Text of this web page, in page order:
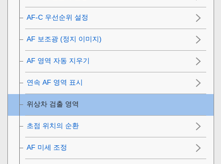
AF-C 우선순위 설정
AF 보조광 (정지 이미지)
AF 영역 자동 지우기
연속 AF 영역 표시
위상차 검출 영역
초점 위치의 순환
AF 미세 조정